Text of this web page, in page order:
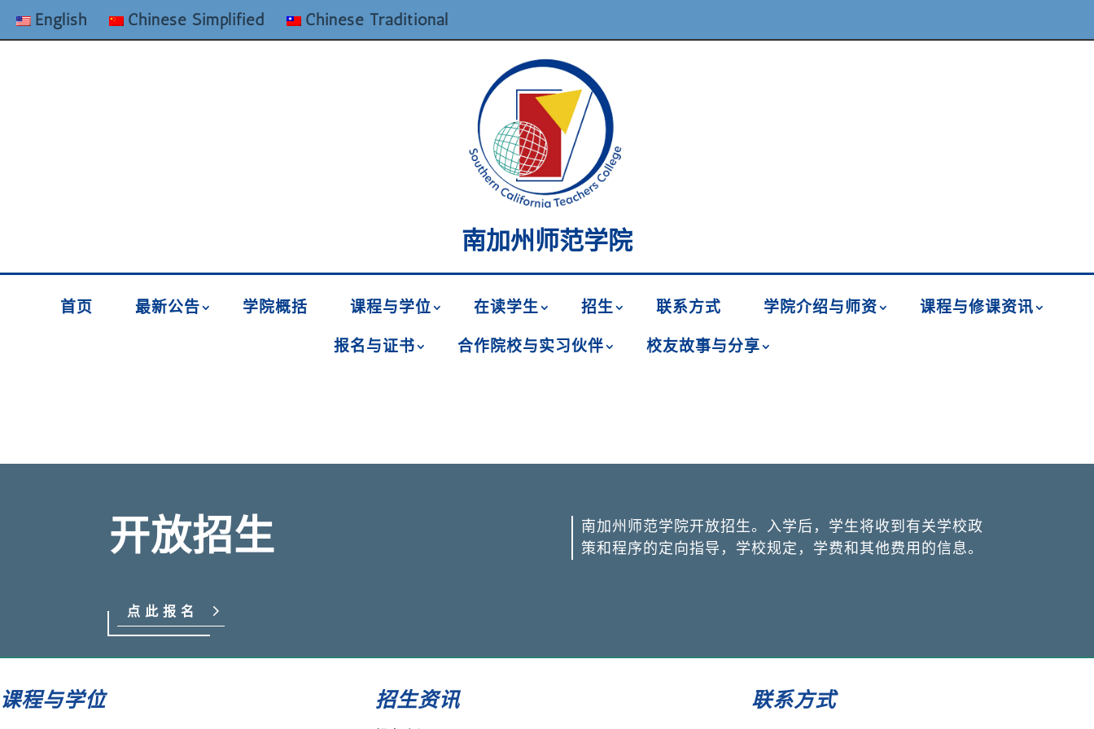
English Chinese Simplified Chinese Traditional
南加州师范学院
首页 最新公告 学院概括 课程与学位 在读学生 招生 联系方式 学院介绍与师资 课程与修课资讯
报名与证书 合作院校与实习伙伴 校友故事与分享
开放招生
点此报名
南加州师范学院开放招生。入学后，学生将收到有关学校政
策和程序的定向指导，学校规定，学费和其他费用的信息。
课程与学位 招生资讯 联系方式